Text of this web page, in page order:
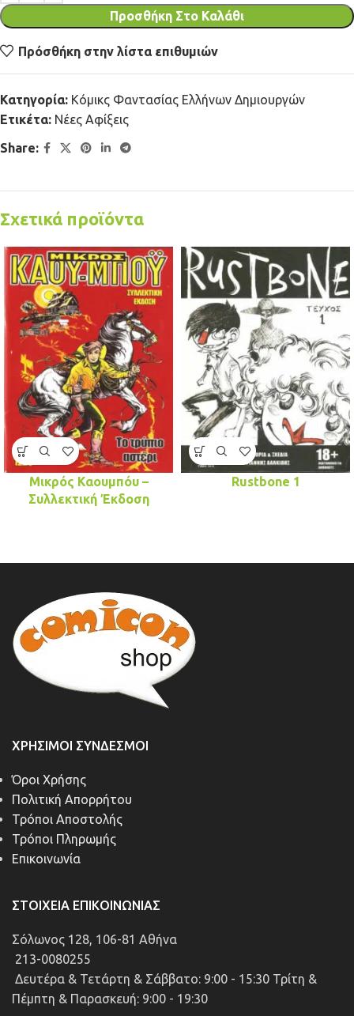
Προσθήκη Στο Καλάθι
Πρόσθήκη στην λίστα επιθυμιών
Κατηγορία: Κόμικς Φαντασίας Ελλήνων Δημιουργών
Ετικέτα: Νέες Αφίξεις
Share:
Σχετικά προϊόντα
Μικρός Καουμπόυ –
Συλλεκτική Έκδοση
Rustbone 1
ΧΡΉΣΙΜΟΙ ΣΎΝΔΕΣΜΟΙ
Όροι Χρήσης
Πολιτική Απορρήτου
Τρόποι Αποστολής
Τρόποι Πληρωμής
Επικοινωνία
ΣΤΟΙΧΕΊΑ ΕΠΙΚΟΙΝΩΝΊΑΣ
Σόλωνος 128, 106-81 Αθήνα
213-0080255
Δευτέρα & Τετάρτη & Σάββατο: 9:00 - 15:30 Τρίτη &
Πέμπτη & Παρασκευή: 9:00 - 19:30